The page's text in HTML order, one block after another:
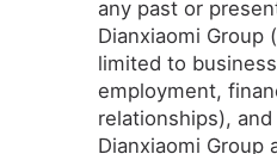
any past or
Dianxiaomi Group
limited to
employment,
relationships),
Dianxiaomi Group